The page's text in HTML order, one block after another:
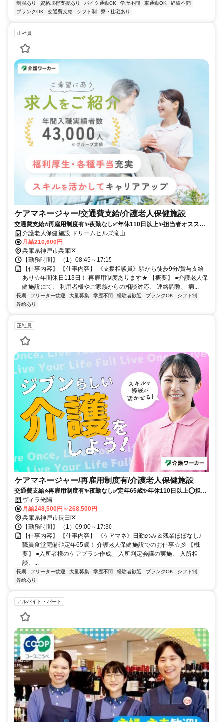
制服あり 資格取得支援あり バイク通勤OK 学歴不問 車通勤OK
経験不問
ブランクOK
交通費支給 シフト制 寮・社宅あり
正社員
ケアマネージャー/交通費支給/介護老人保健施設
交通費支給⭐️再雇用制度有✨夜勤なし✅️年休110日以上✨担当者オススメ
⭕️研修支援有✨経験者優遇❗️車通勤ＯＫ⭐️駅チカ
介護老人保健施設 ドリームヒルズ滝山
月給210,600円
兵庫県神戸市兵庫区
【勤務時間】 （1）08:45～17:15
【仕事内容】 【仕事内容】 《支援相談員》駅から徒歩9分/賞与支給
あり☆年間休日113日！ 再雇用制度あります★ 【概要】 ●介護老人保
健施設にて、 利用者様やご家族からの相談対応、 連絡調整、 病...
長期 フリーター歓迎 大量募集 学歴不問 経験者歓迎 ブランクOK
シフト制
昇給あり
正社員
ケアマネージャー/再雇用制度有/介護老人保健施設
交通費支給⭐️再雇用制度有✨夜勤なし✅️定年65歳✨年休110日以上⭕️担当
者オススメ✨経験者優遇❗️車通勤ＯＫ⭐️高額求人
ヴィラ光陽
月給248,500円～268,500円
兵庫県神戸市長田区
【勤務時間】 （1）09:00～17:30
【仕事内容】 【仕事内容】 《ケアマネ》日勤のみ＆残業ほぼなし♪
職員食堂完備◎定年65歳！ 介護老人保健施設でのお仕事☆彡 【概
要】 ●入所者様のケアプラン作成、 入所判定会議の実施、 入所相
談、...
長期 フリーター歓迎 大量募集 学歴不問 経験者歓迎 ブランクOK
シフト制
昇給あり
アルバイト・パート